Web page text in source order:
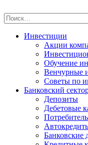
to
content
Найти:
Инвестиции
Акции
Обучение
Венчурные
Советы по
Банковский
Депозиты
Дебетовые
Банковские